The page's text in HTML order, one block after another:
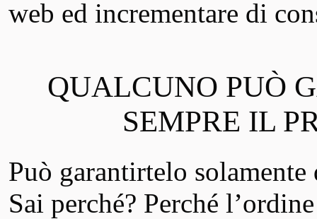
web ed incrementare di
QUALCUNO PUÒ
SEMPRE IL
Può garantirtelo
Sai perché? Perché